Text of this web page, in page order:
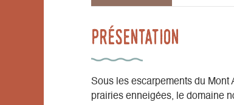
Présentation
Sous les escarpements du Mont
prairies enneigées, le domaine